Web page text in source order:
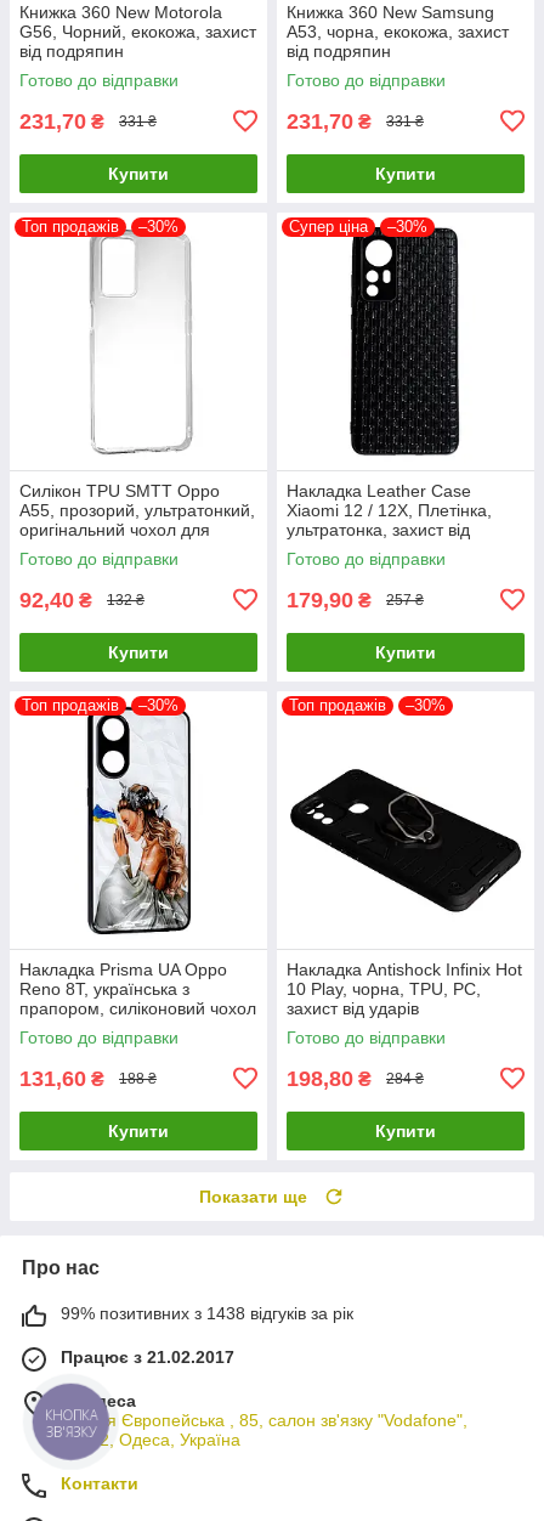
Книжка 360 New Motorola
G56, Чорний, екокожа, захист
від подряпин
Готово до відправки
231,70 ₴ 331 ₴
Купити
Книжка 360 New Samsung
A53, чорна, екокожа, захист
від подряпин
Готово до відправки
231,70 ₴ 331 ₴
Купити
Топ продажів –30%
Силікон TPU SMTT Oppo
A55, прозорий, ультратонкий,
оригінальний чохол для
захисту смартфона
Готово до відправки
92,40 ₴ 132 ₴
Купити
Супер ціна –30%
Накладка Leather Case
Xiaomi 12 / 12X, Плетінка,
ультратонка, захист від
подряпин і пилу
Готово до відправки
179,90 ₴ 257 ₴
Купити
Топ продажів –30%
Накладка Prisma UA Oppo
Reno 8T, українська з
прапором, силіконовий чохол
для захисту телефону
Готово до відправки
131,60 ₴ 188 ₴
Купити
Топ продажів –30%
Накладка Antishock Infinix Hot
10 Play, чорна, TPU, PC,
захист від ударів
Готово до відправки
198,80 ₴ 284 ₴
Купити
Показати ще
Про нас
99% позитивних з 1438 відгуків за рік
Працює з 21.02.2017
м. Одеса
вулиця Європейська , 85, салон зв'язку "Vodafone",
65012, Одеса, Україна
Контакти
КНОПКА
ЗВ'ЯЗКУ